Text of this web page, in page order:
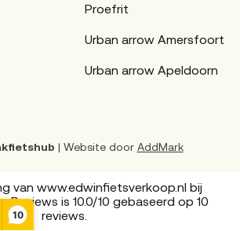
10
Proefrit
Urban arrow Amersfoort
Urban arrow Apeldoorn
| Website door AddMark
van www.edwinfietsverkoop.nl bij
Reviews is 10.0/10 gebaseerd op 10
reviews.